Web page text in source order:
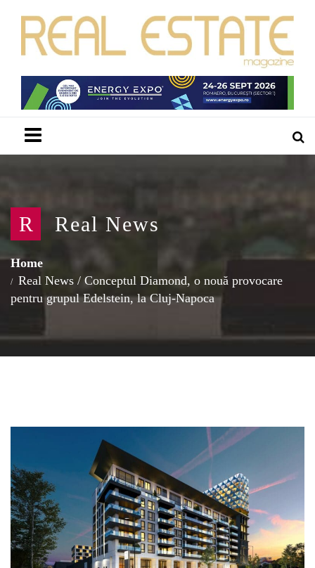
R Real News
Home
Real News / Conceptul Diamond, o nouă provocare
pentru grupul Edelstein, la Cluj-Napoca